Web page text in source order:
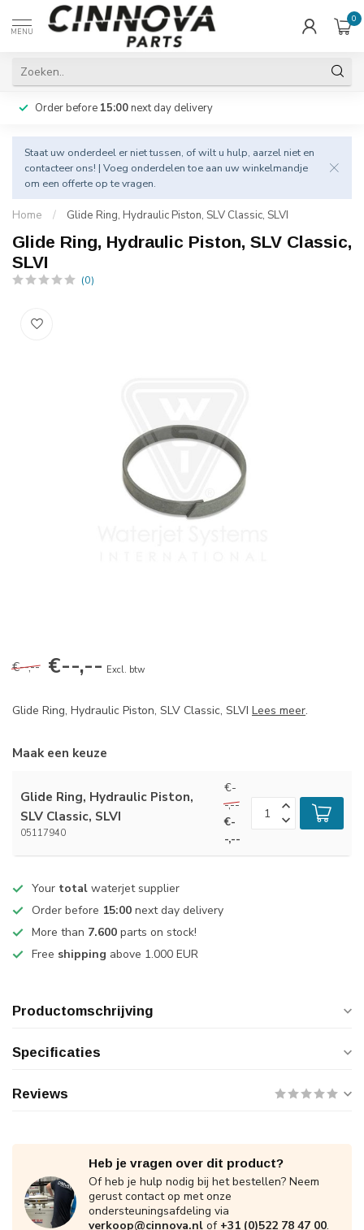
MENU
0
Order before 15:00next day delivery
Staat uw onderdeel er niet tussen, of wilt u hulp, aarzel niet en
contacteer ons! | Voeg onderdelen toe aan uw winkelmandje
om een offerte op te vragen.
Home / Glide Ring, Hydraulic Piston, SLV Classic, SLVI
Glide Ring, Hydraulic Piston, SLV Classic,
SLVI
(0)
€--,-- €--,-- Excl. btw
Glide Ring, Hydraulic Piston, SLV Classic, SLVI Lees meer.
Maak een keuze
Glide Ring, Hydraulic Piston,
SLV Classic, SLVI
05117940
€-
-,--
€-
-,--
Your total waterjet supplier
Order before 15:00 next day delivery
More than 7.600 parts on stock!
Free shipping above 1.000 EUR
Productomschrijving
Specificaties
Reviews
Heb je vragen over dit product?
Of heb je hulp nodig bij het bestellen? Neem
gerust contact op met onze
ondersteuningsafdeling via
verkoop@cinnova.nl of +31 (0)522 78 47 00.